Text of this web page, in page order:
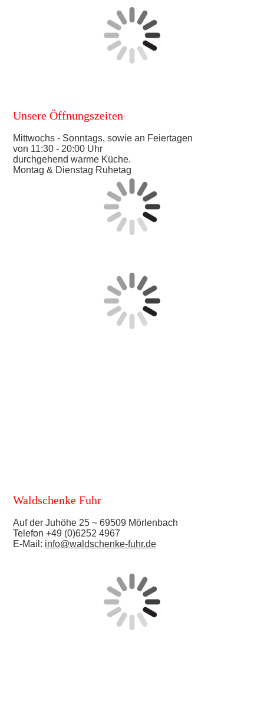
Unsere Öffnungszeiten
Mittwochs - Sonntags, sowie an Feiertagen
von 11:30 - 20:00 Uhr
durchgehend warme Küche.
Montag & Dienstag Ruhetag
Waldschenke Fuhr
Auf der Juhöhe 25 ~ 69509 Mörlenbach
Telefon +49 (0)6252 4967
E-Mail: info@waldschenke-fuhr.de